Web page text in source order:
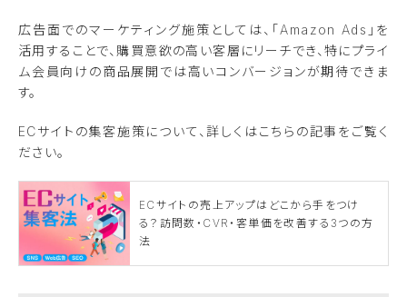
広告面でのマーケティング施策としては、「Amazon Ads」を
活用することで、購買意欲の高い客層にリーチでき、特にプライ
ム会員向けの商品展開では高いコンバージョンが期待できま
す。
ECサイトの集客施策について、詳しくはこちらの記事をご覧く
ださい。
ECサイトの売上アップはどこから手をつけ
る？訪問数・CVR・客単価を改善する3つの方
法